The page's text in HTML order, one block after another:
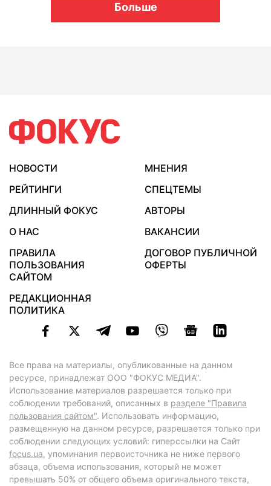
Больше
НОВОСТИ
МНЕНИЯ
РЕЙТИНГИ
СПЕЦТЕМЫ
ДЛИННЫЙ ФОКУС
АВТОРЫ
О НАС
ВАКАНСИИ
ПРАВИЛА
ПОЛЬЗОВАНИЯ
САЙТОМ
ДОГОВОР ПУБЛИЧНОЙ
ОФЕРТЫ
РЕДАКЦИОННАЯ
ПОЛИТИКА
Все права на материалы, опубликованные на данном
ресурсе, принадлежат ООО "ФОКУС МЕДИА".
Использование материалов разрешается только при
соблюдении требований, описанных в разделе "Правила
пользования сайтом". Использовать информацию,
размещенную на данном ресурсе, разрешается только при
соблюдении следующих условий: гиперссылки на Сайт
focus.ua, упоминания первоисточника не ниже первого
абзаца, объема использования, который не может
превышать 50% от общего объема оригинального текста,